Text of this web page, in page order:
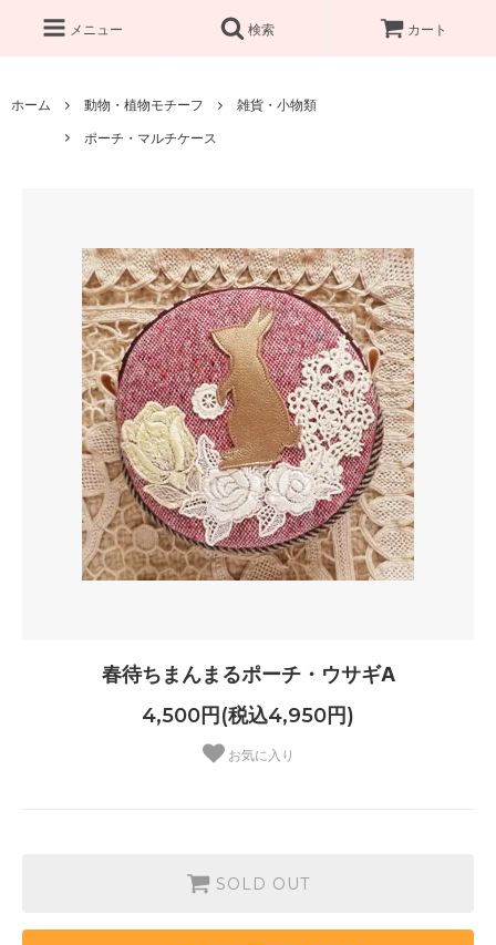
メニュー 検索 カート
ホーム 動物・植物モチーフ
雑貨・小物類
ポーチ・マルチケース
春待ちまんまるポーチ・ウサギA
4,500円(税込4,950円)
お気に入り
SOLD OUT